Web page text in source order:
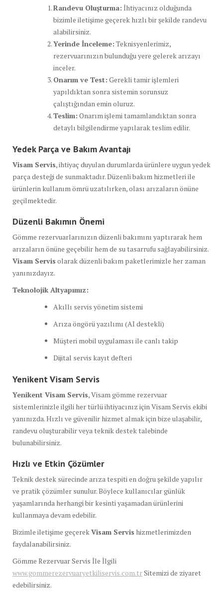
Randevu Oluşturma: İhtiyacınız olduğunda
bizimle iletişime geçerek hızlı bir şekilde randevu
alabilirsiniz.
Yerinde İnceleme: Teknisyenlerimiz,
rezervuarınızın bulunduğu yere gelerek arızayı
inceler.
Onarım ve Test: Gerekli tamir işlemleri
yapıldıktan sonra sistemin sorunsuz
çalıştığından emin oluruz.
Teslim: Onarım işlemi tamamlandıktan sonra
detaylı bilgilendirme yapılarak teslim edilir.
Yedek Parça ve Bakım Avantajı
Visam Servis, ihtiyaç duyulan durumlarda ürünlere uygun yedek
parça desteği de sunmaktadır. Düzenli bakım hizmetleri ile
ürünlerin kullanım ömrü uzatılırken, olası arızaların önüne
geçilmektedir.
Düzenli Bakımın Önemi
Gömme rezervuarlarınızın düzenli bakımını yaptırarak hem
arızaların önüne geçebilir hem de su tasarrufu sağlayabilirsiniz.
Visam Servis olarak düzenli bakım paketlerimizle her zaman
yanınızdayız.
Teknolojik Altyapımız:
Akıllı servis yönetim sistemi
Arıza öngörü yazılımı (AI destekli)
Müşteri mobil uygulaması ile canlı takip
Dijital servis kayıt defteri
Yenikent Visam Servis
Yenikent Visam Servis, Visam gömme rezervuar
sistemlerinizle ilgili her türlü ihtiyacınız için Visam Servis ekibi
yanınızda. Hızlı ve güvenilir hizmet almak için bize ulaşabilir,
randevu oluşturabilir veya teknik destek talebinde
bulunabilirsiniz.
Hızlı ve Etkin Çözümler
Teknik destek sürecinde arıza tespiti en doğru şekilde yapılır
ve pratik çözümler sunulur. Böylece kullanıcılar günlük
yaşamlarında herhangi bir kesinti yaşamadan ürünlerini
kullanmaya devam edebilir.
Bizimle iletişime geçerekVisam Servis hizmetlerimizden
faydalanabilirsiniz.
Gömme Rezervuar Servis İle İlgili
www.gommerezervuaryetkiliservis.com.trSitemizi de ziyaret
edebilirsiniz.